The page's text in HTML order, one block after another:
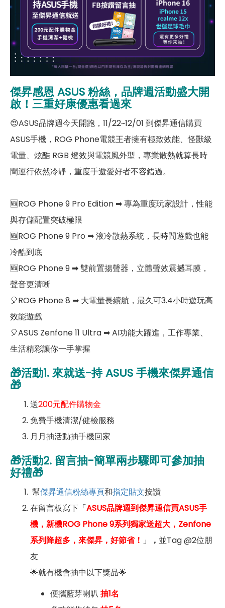
傑昇感恩 ASUS 粉絲， 品牌週活動盛大開
啟！三重好康優惠看過來
😍ASUS品牌週今天開跑，11/22~12/01 到傑昇通信購買
ASUS手機，ROG Phone電競王者擁有極致效能、怪獸級
電量、炫酷 RGB 燈效與電競風外型，專業散熱就算長時
間運行依然冷靜，重度手遊愛好者不容錯過。
🆕ROG Phone 9 Pro Edition ➡︎ 專為重度玩家設計，性能
與存儲配置突破極限
🆕ROG Phone 9 Pro ➡︎ 液冷散熱系統，長時間遊戲也能
冷酷到底
🆕ROG Phone 9 ➡︎ 雙前置揚聲器，立體聲效震撼耳膜，
聲音更清晰
🎈ROG Phone 8 ➡︎ 大電量長續航，最久可3.4小時遊玩高
效能遊戲
🎈ASUS Zenfone 11 Ultra ➡︎ AI功能大躍進，工作專業、
生活精彩讓你一手掌握
🎁活動1. 來就送-持 ASUS手機來傑昇通信
🎁
送200元配件購物金
免費手機清潔/健檢服務
月月抽活動抽手機回家
🎁活動2. 留言抽-簡單兩步驟即可參加抽
好禮🎁
幫傑昇通信粉絲專頁和指定貼文按讚
在留言板寫下 「ASUS品牌週到傑昇通信買ASUS手
機，新機ROG Phone 9系列獨家送超大，Zenfone
系列降超多，來傑昇，好節省！ 」 ， 並Tag @2位朋
友
🌟就有機會抽中以下獎品🌟
便攜藍芽喇叭 抽1名